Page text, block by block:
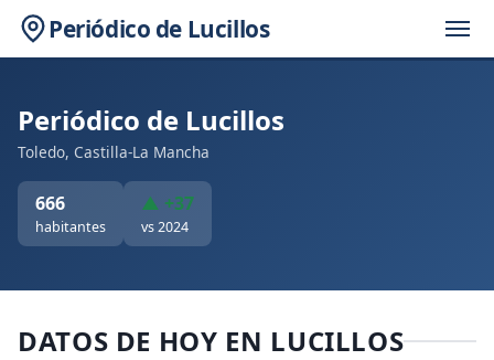
Periódico de Lucillos
Periódico de Lucillos
Toledo, Castilla-La Mancha
666
habitantes
▲ +37
vs 2024
DATOS DE HOY EN LUCILLOS